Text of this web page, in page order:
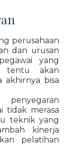
perusahaan
dan urusan
yang
tentu akan
akhirnya bisa
tidak merasa
teknik yang
kinerja
pelatihan